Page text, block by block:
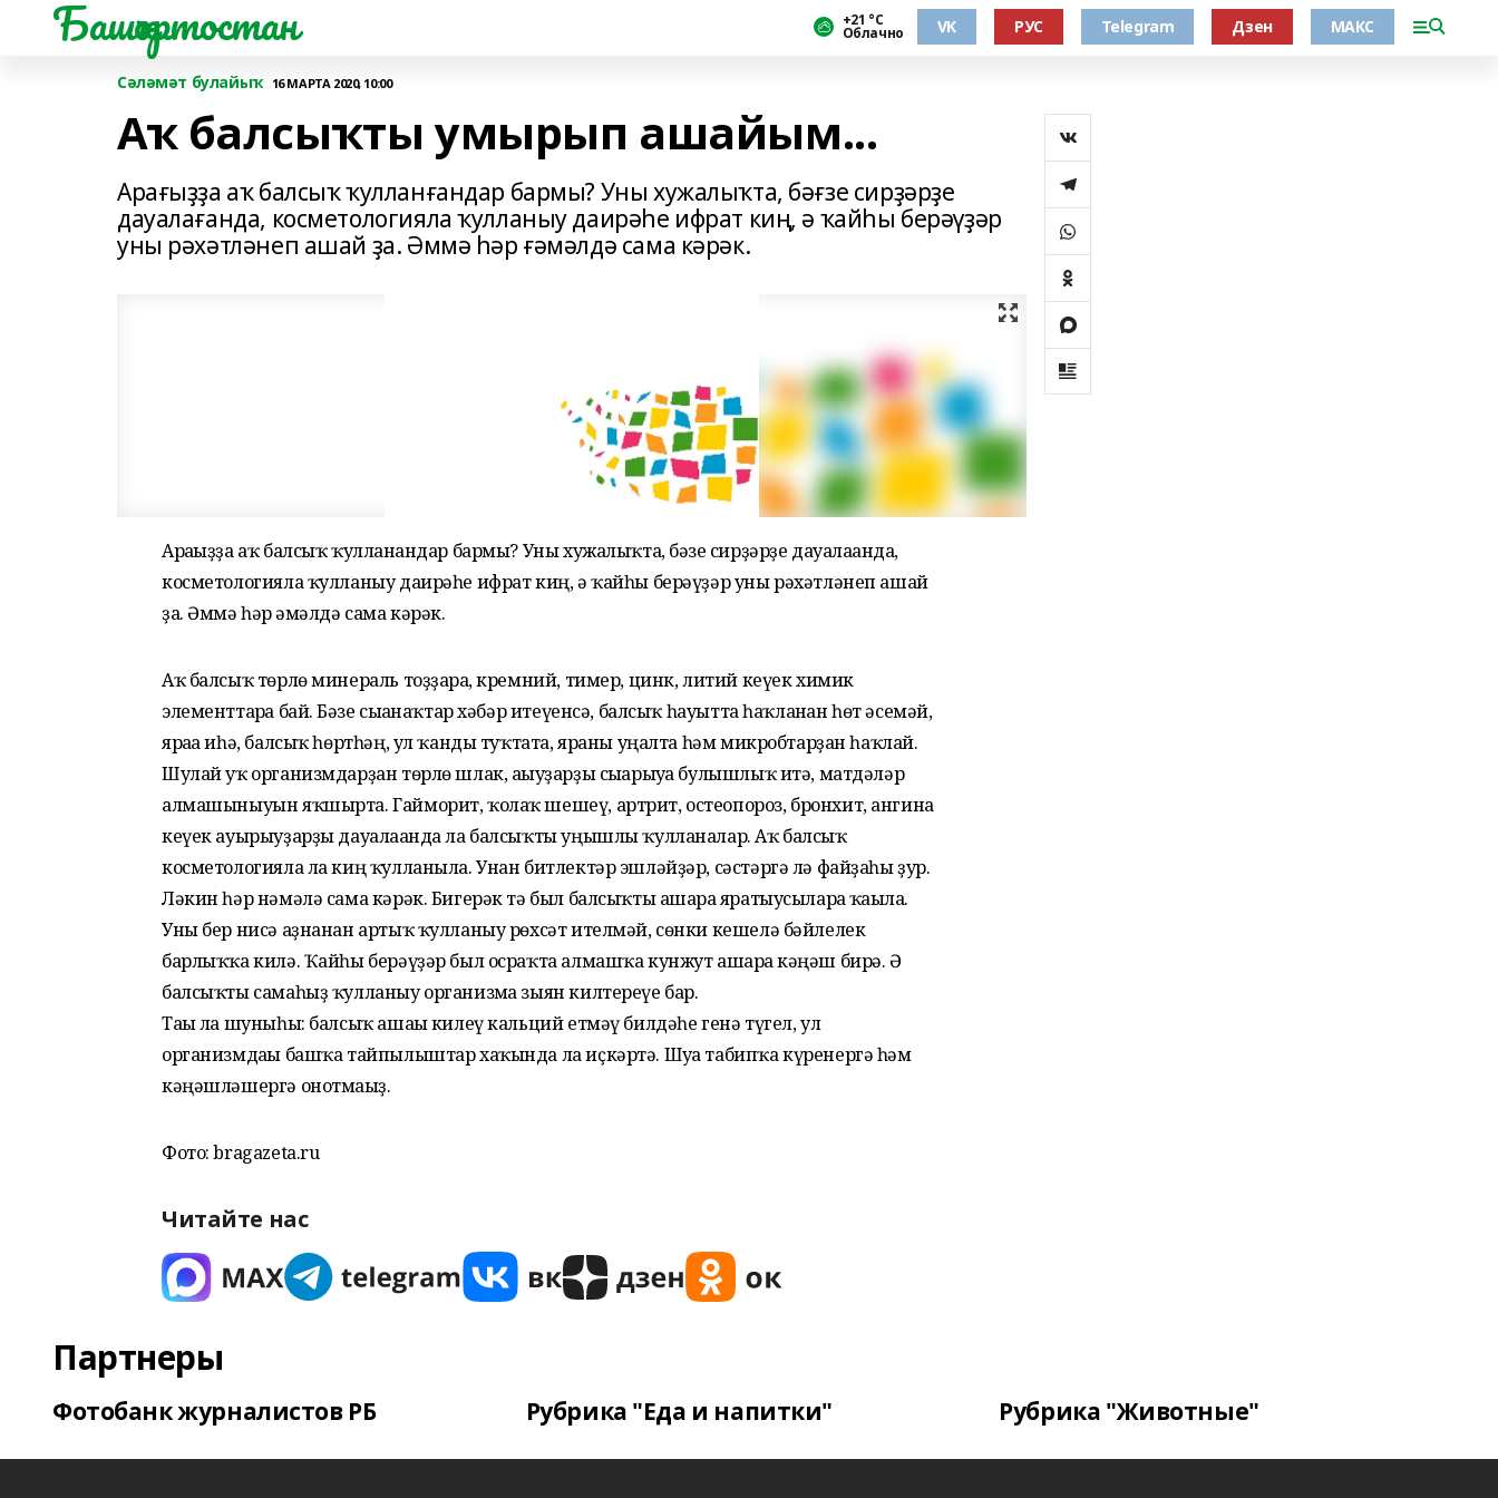
Башҡортостан +21 °С
Облачно VK РУС Telegram Дзен МАКС
Сәләмәт булайыҡ 16 МАРТА 2020, 10:00
Аҡ балсыҡты умырып ашайым...
Арағыҙҙа аҡ балсыҡ ҡулланғандар бармы? Уны хужалыҡта, бәғзе сирҙәрҙе
дауалағанда, косметологияла ҡулланыу даирәһе ифрат киң, ә ҡайһы берәүҙәр
уны рәхәтләнеп ашай ҙа. Әммә һәр ғәмәлдә сама кәрәк.
Арағыҙҙа аҡ балсыҡ ҡулланғандар бармы? Уны хужалыҡта, бәғзе сирҙәрҙе дауалағанда,
косметологияла ҡулланыу даирәһе ифрат киң, ә ҡайһы берәүҙәр уны рәхәтләнеп ашай
ҙа. Әммә һәр ғәмәлдә сама кәрәк.
Аҡ балсыҡ төрлө минераль тоҙҙарға, кремний, тимер, цинк, литий кеүек химик
элементтарға бай. Бәғзе сығанаҡтар хәбәр итеүенсә, балсыҡ һауытта һаҡланған һөт әсемәй,
яраға иһә, балсыҡ һөртһәң, ул ҡанды туҡтата, яраны уңалта һәм микробтарҙан һаҡлай.
Шулай уҡ организмдарҙан төрлө шлак, ағыуҙарҙы сығарыуға булышлыҡ итә, матдәләр
алмашыныуын яҡ­шыр­та. Гайморит, ҡолаҡ шешеү, артрит, остеопороз, бронхит, анги­на
кеүек ауырыуҙарҙы дауалағанда ла балсыҡты уңышлы ҡулланалар. Аҡ балсыҡ
косметологияла ла киң ҡулланыла. Унан бит­лектәр эшләйҙәр, сәстәргә лә файҙаһы ҙур.
Ләкин һәр нәмәлә сама кәрәк. Бигерәк тә был балсыҡты ашарға яратыусыларға ҡағыла.
Уны бер нисә аҙнанан артыҡ ҡул­ланыу рөхсәт ителмәй, сөнки кеше­лә бәйлелек
барлыҡҡа килә. Ҡайһы берәүҙәр был осраҡта алмашҡа кунжут ашарға кәңәш бирә. Ә
балсыҡты самаһыҙ ҡулланыу организмға зыян килтереүе бар.
Тағы ла шуныһы: балсыҡ ашағы килеү кальций етмәү билдәһе генә түгел, ул
организмдағы башҡа тайпылыштар хаҡында ла иҫкәртә. Шуға табипҡа күренергә һәм
кәңәшләшергә онотмағыҙ.
Фото: bragazeta.ru
Читайте нас
Партнеры
Фотобанк журналистов РБ Рубрика "Еда и напитки" Рубрика "Животные"